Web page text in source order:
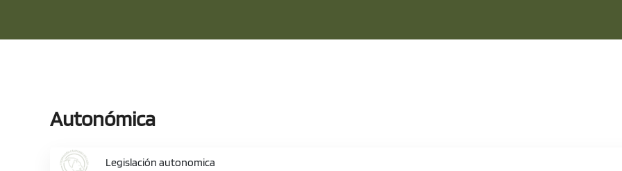
Autonómica
Legislación autonomica